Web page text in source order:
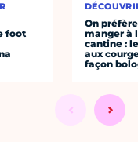
foot
On préfère
manger à
cantine :
aux
façon